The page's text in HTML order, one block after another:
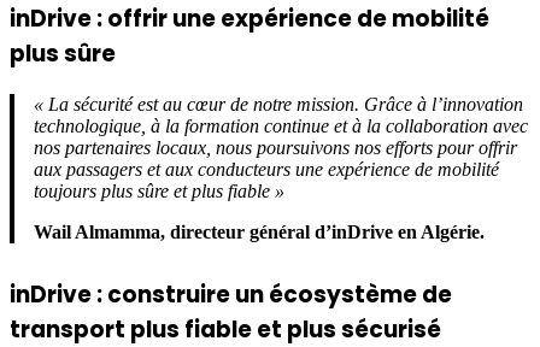
inDrive : offrir une expérience de mobilité
plus sûre
« La sécurité est au cœur de notre mission. Grâce à l’innovation
technologique, à la formation continue et à la collaboration avec
nos partenaires locaux, nous poursuivons nos efforts pour offrir
aux passagers et aux conducteurs une expérience de mobilité
toujours plus sûre et plus fiable »
Wail Almamma, directeur général d’inDrive en Algérie.
inDrive : construire un écosystème de
transport plus fiable et plus sécurisé